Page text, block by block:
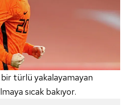
bir türlü yakalayamayan
sıcak bakıyor.